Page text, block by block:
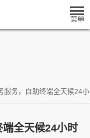
服务，自助终端全天候24小
全天候24小时